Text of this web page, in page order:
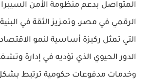
المتواصل بدعم منظومة الأمن
الرقمي في مصر، وتعزيز الثقة في البنية
التي تمثل ركيزة أساسية لنمو
الدور الحيوي الذي تؤديه في إدارة
وخدمات مدفوعات حكومية ترتبط